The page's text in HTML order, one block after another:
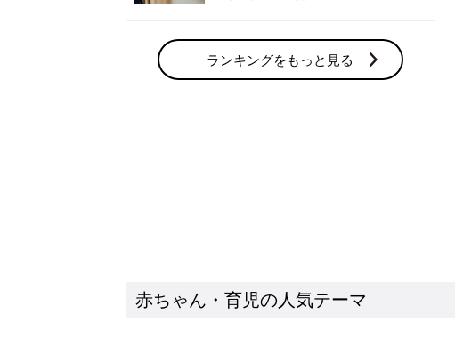
ランキングをもっと見る
赤ちゃん・育児の人気テーマ